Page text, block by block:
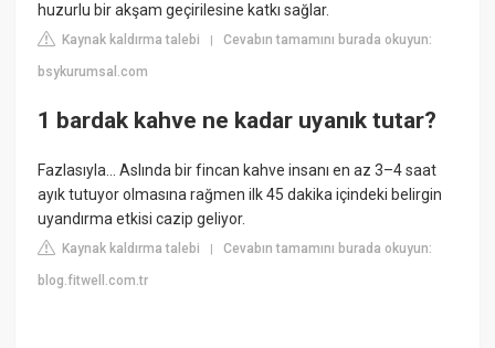
huzurlu bir akşam geçirilesine katkı sağlar.
Kaynak kaldırma talebi |Cevabın tamamını burada okuyun:
bsykurumsal.com
1 bardak kahve ne kadar uyanık tutar?
Fazlasıyla… Aslında bir fincan kahve insanı en az 3–4 saat
ayık tutuyor olmasına rağmen ilk 45 dakika içindeki belirgin
uyandırma etkisi cazip geliyor.
Kaynak kaldırma talebi |Cevabın tamamını burada okuyun:
blog.fitwell.com.tr